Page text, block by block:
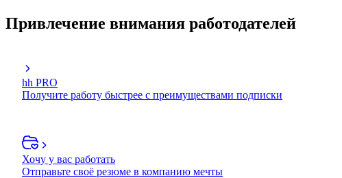
Привлечение внимания работодателей
hh PRO
Получите работу быстрее с преимуществами подписки
Хочу у вас работать
Отправьте своё резюме в компанию мечты